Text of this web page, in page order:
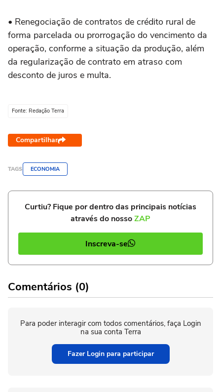
• Renegociação de contratos de crédito rural de
forma parcelada ou prorrogação do vencimento da
operação, conforme a situação da produção, além
da regularização de contrato em atraso com
desconto de juros e multa.
Fonte: Redação Terra
Compartilhar
TAGS ECONOMIA
Curtiu? Fique por dentro das principais notícias
através do nossoZAP
Inscreva-se
Comentários (0)
Para poder interagir com todos comentários, faça Login
na sua conta Terra
Fazer Login para participar